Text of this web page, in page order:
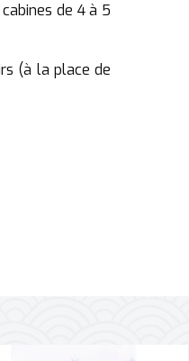
de 4 à 5
(à la place de